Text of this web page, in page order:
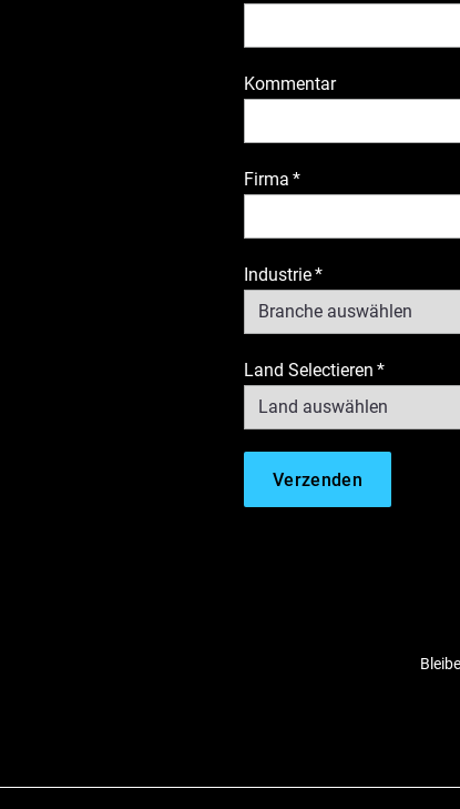
Kommentar
Firma *
Industrie*
Land Selectieren *